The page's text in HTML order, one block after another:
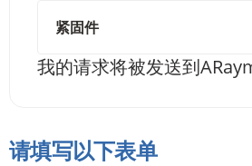
我的请求将被发送到
请填写以下表单